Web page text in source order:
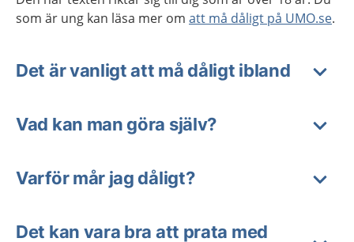
som är ung kan läsa mer om att må dåligt på UMO.se.
Det är vanligt att må dåligt ibland
Vad kan man göra själv?
Varför mår jag dåligt?
Det kan vara bra att prata med